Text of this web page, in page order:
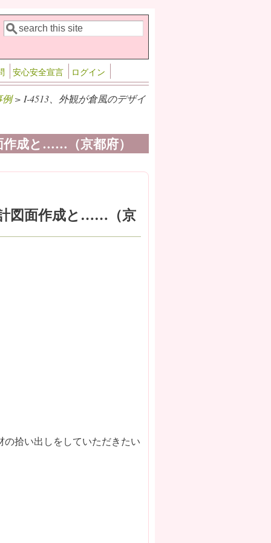
検索フォーム
検索
安心安全宣言 ログイン
例> I-4513、外観が倉風のデザイ
成と……（京都府）
図面作成と……（京
拾い出しをしていただきたい